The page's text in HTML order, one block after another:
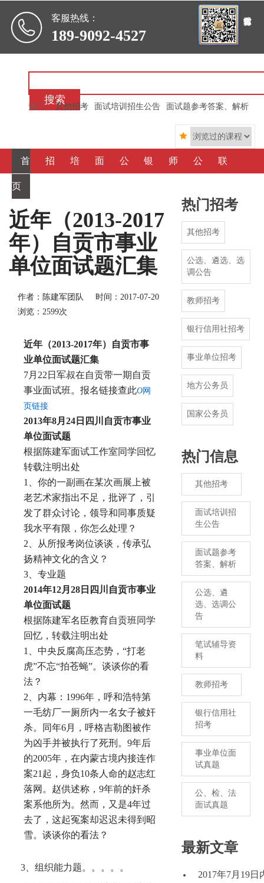
 客服热线：
189-9092-4527
搜索
热门：其他招考 面试培训招生公告 面试题参考答案、解析

首
页
招
息
培
息
面
得
公
遴
选
银
用
社
师
介
公
介
联
们
近年（2013-2017
年）自贡市事业
单位面试题汇集
作者：陈建军团队
时间：2017-07-20
浏览：2599次
近年（2013-2017年）自贡市事
业单位面试题汇集
7月22日军叔在自贡带一期自贡
事业面试班。报名链接查此O网
页链接
2013年8月24日四川自贡市事业
单位面试题
根据陈建军面试工作室同学回忆
转载注明出处
1、你的一副画在某次画展上被
老艺术家指出不足，批评了，引
发了群众讨论，领导和同事质疑
我水平有限，你怎么处理？
2、从所报考岗位谈谈，传承弘
扬精神文化的含义？
3、专业题
2014年12月28日 四川自贡市事业
单位面试题
根据陈建军名臣教育自贡班同学
回忆，转载注明出处
1、中央反腐高压态势，“打老
虎”不忘“拍苍蝇”。谈谈你的看
法？
2、内幕：1996年，呼和浩特第
一毛纺厂一厕所内一名女子被奸
杀。同年6月，呼格吉勒图被作
为凶手并被执行了死刑。9年后
的2005年，在内蒙古境内接连作
案21起，身负10条人命的赵志红
落网。赵供述称，9年前的奸杀
案系他所为。然而，又是4年过
去了，这起冤案却迟迟未得到昭
雪。谈谈你的看法？
3、组织能力题。。。。。
热门招考
其他招考
公选、遴选、选
调公告
教师招考
银行信用社招考
事业单位招考
地方公务员
国家公务员
热门信息
其他招考
面试培训招
生公告
面试题参考
答案、解析
公选、遴
选、选调公
告
笔试辅导资
料
教师招考
银行信用社
招考
事业单位面
试真题
公、检、法
面试真题
最新文章
2017年7月19